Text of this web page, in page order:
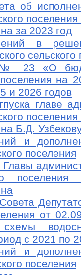
об
за 2023 год
в
сельского
№ 23 «О
поселения на
и 2026 годов
главе
Б.Д.
и
поселения
Главы
поселения
от
с 2021 по
и
поселения